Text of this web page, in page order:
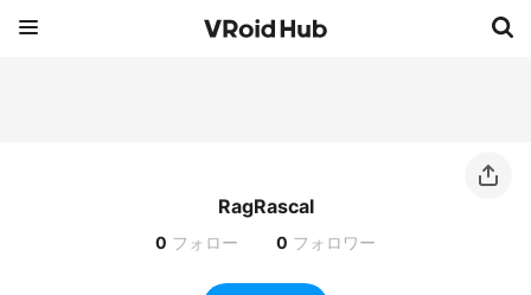
RagRascal
0 フォロー 0 フォロワー